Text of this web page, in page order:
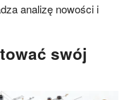
analizę nowości i
swój